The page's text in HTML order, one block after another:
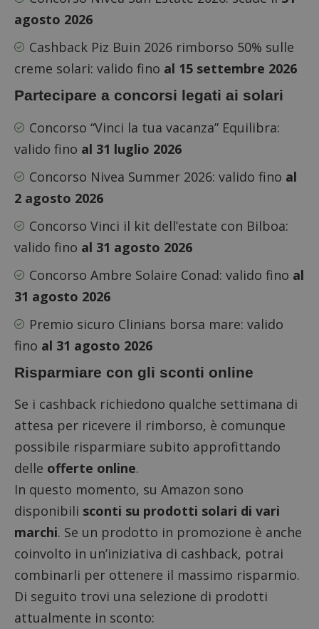
agosto 2026
Cashback Piz Buin 2026 rimborso 50% sulle
creme solari: valido fino al 15 settembre 2026
Partecipare a concorsi legati ai solari
Concorso “Vinci la tua vacanza” Equilibra:
valido fino al 31 luglio 2026
Concorso Nivea Summer 2026: valido fino al
2 agosto 2026
Concorso Vinci il kit dell’estate con Bilboa:
valido fino al 31 agosto 2026
Concorso Ambre Solaire Conad: valido fino al
31 agosto 2026
Premio sicuro Clinians borsa mare: valido
fino al 31 agosto 2026
Risparmiare con gli sconti online
Se i cashback richiedono qualche settimana di
attesa per ricevere il rimborso, è comunque
possibile risparmiare subito approfittando
delle offerte online.
In questo momento, su Amazon sono
disponibili sconti su prodotti solari di vari
marchi. Se un prodotto in promozione è anche
coinvolto in un’iniziativa di cashback, potrai
combinarli per ottenere il massimo risparmio.
Di seguito trovi una selezione di prodotti
attualmente in sconto: